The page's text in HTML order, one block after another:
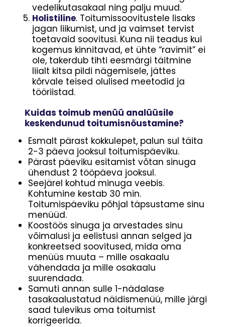
vedelikutasakaal ning palju muud.
Holistiline. Toitumissoovitustele lisaks
jagan liikumist, und ja vaimset tervist
toetavaid soovitusi. Kuna nii teadus kui
kogemus kinnitavad, et ühte “ravimit” ei
ole, takerdub tihti eesmärgi täitmine
liialt kitsa pildi nägemisele, jättes
kõrvale teised olulised meetodid ja
tööriistad.
Kuidas toimub menüü analüüsile
keskendunud toitumisnõustamine?
Esmalt pärast kokkulepet, palun sul täita
2-3 päeva jooksul toitumispäeviku.
Pärast päeviku esitamist võtan sinuga
ühendust 2 tööpäeva jooksul.
Seejärel kohtud minuga veebis.
Kohtumine kestab 30 min.
Toitumispäeviku põhjal täpsustame sinu
menüüd.
Koostöös sinuga ja arvestades sinu
võimalusi ja eelistusi annan selged ja
konkreetsed soovitused, mida oma
menüüs muuta – mille osakaalu
vähendada ja mille osakaalu
suurendada.
Samuti annan sulle 1-nädalase
tasakaalustatud näidismenüü, mille järgi
saad tulevikus oma toitumist
korrigeerida.